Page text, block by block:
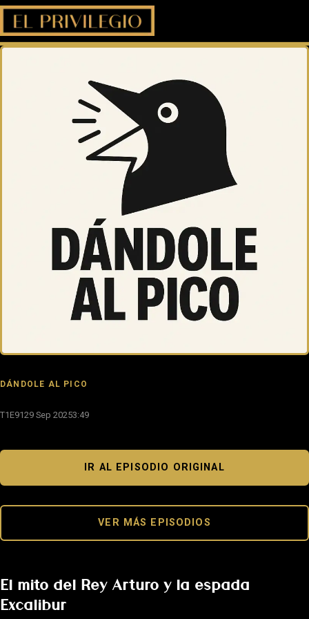
DÁNDOLE AL PICO
T1E9129 Sep 20253:49
IR AL EPISODIO ORIGINAL
VER MÁS EPISODIOS
El mito del Rey Arturo y la espada
Excalibur